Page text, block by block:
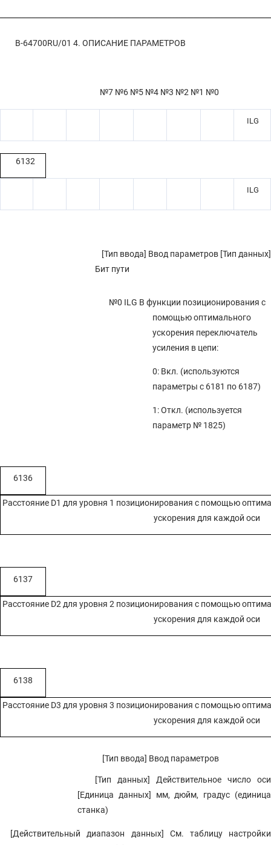
B-64700RU/014. ОПИСАНИЕ ПАРАМЕТРОВ
№7 №6 №5 №4 №3 №2 №1 №0
ILG
6132
ILG
[Тип ввода] Ввод параметров [Тип данных]
Бит пути
№0 ILG В функции позиционирования с
помощью оптимального
ускорения переключатель
усиления в цепи:
0: Вкл. (используются
параметры с 6181 по 6187)
1: Откл. (используется
параметр № 1825)
6136
Расстояние D1 для уровня 1 позиционирования с помощью
ускорения для каждой оси
6137
Расстояние D2 для уровня 2 позиционирования с помощью
ускорения для каждой оси
6138
Расстояние D3 для уровня 3 позиционирования с помощью
ускорения для каждой оси
[Тип ввода] Ввод параметров
[Тип данных] Действительное число оси
[Единица данных] мм, дюйм, градус (единица
станка)
[Действительный диапазон данных] См. таблицу настройки